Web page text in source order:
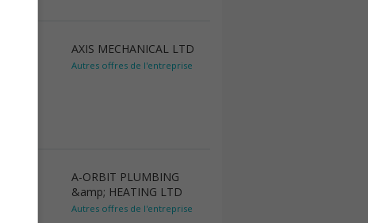
AXIS MECHANICAL LTD
Autres offres de l'entreprise
A-ORBIT PLUMBING
&amp; HEATING LTD
Autres offres de l'entreprise